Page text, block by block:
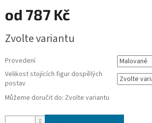
od 787 Kč
cena:
Zvolte variantu
Provedení
Velikost stojících figur dospělých
postav
Můžeme doručit do: Zvolte variantu